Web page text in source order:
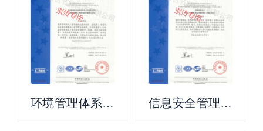
环境管理体系证
信息安全管理证